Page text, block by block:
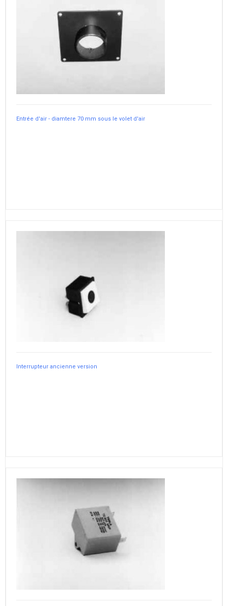
Entrée d'air - diamtere 70 mm sous le volet d'air
Interrupteur ancienne version